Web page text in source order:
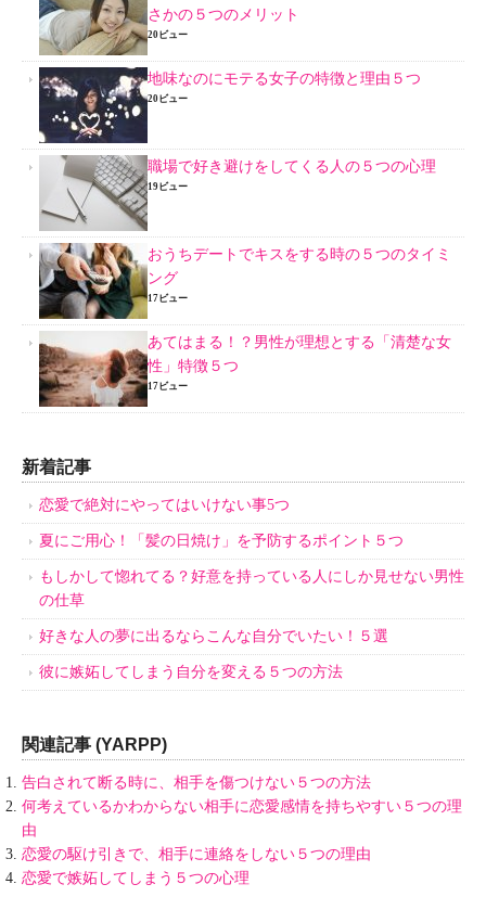
さかの５つのメリット
20ビュー
地味なのにモテる女子の特徴と理由５つ
20ビュー
職場で好き避けをしてくる人の５つの心理
19ビュー
おうちデートでキスをする時の５つのタイミ
ング
17ビュー
あてはまる！？男性が理想とする「清楚な女
性」特徴５つ
17ビュー
新着記事
恋愛で絶対にやってはいけない事5つ
夏にご用心！「髪の日焼け」を予防するポイント５つ
もしかして惚れてる？好意を持っている人にしか見せない男性
の仕草
好きな人の夢に出るならこんな自分でいたい！５選
彼に嫉妬してしまう自分を変える５つの方法
関連記事 (YARPP)
告白されて断る時に、相手を傷つけない５つの方法
何考えているかわからない相手に恋愛感情を持ちやすい５つの理
由
恋愛の駆け引きで、相手に連絡をしない５つの理由
恋愛で嫉妬してしまう５つの心理